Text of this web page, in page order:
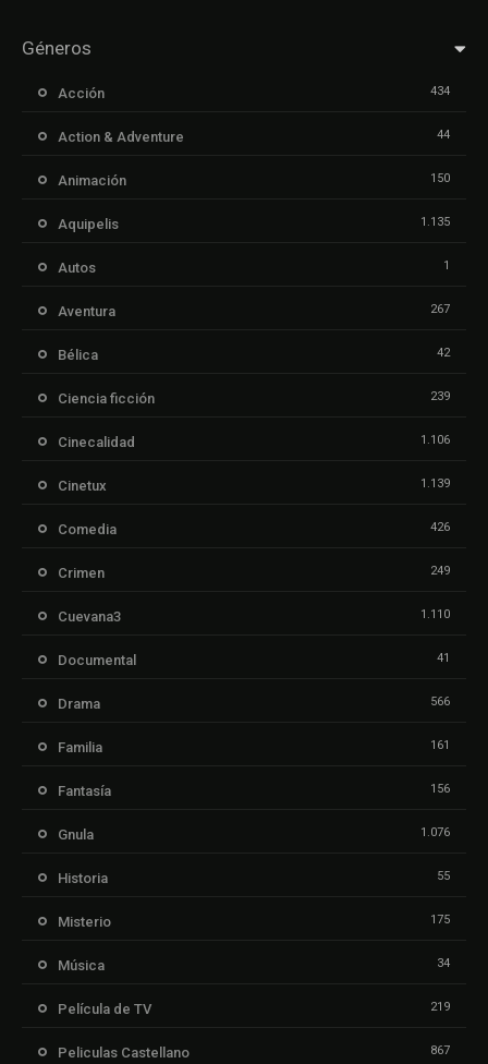
Géneros
Acción 434
Action & Adventure 44
Animación 150
Aquipelis 1.135
Autos 1
Aventura 267
Bélica 42
Ciencia ficción 239
Cinecalidad 1.106
Cinetux 1.139
Comedia 426
Crimen 249
Cuevana3 1.110
Documental 41
Drama 566
Familia 161
Fantasía 156
Gnula 1.076
Historia 55
Misterio 175
Música 34
Película de TV 219
Peliculas Castellano 867